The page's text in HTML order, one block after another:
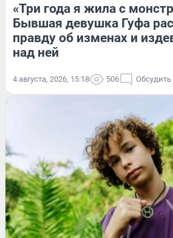
«Три года я жила с
Бывшая девушка Гуфа
правду об изменах и
над ней
4 августа, 2026, 15:18 506 Обсудить